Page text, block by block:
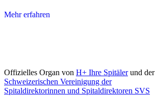
Mehr erfahren
Offizielles Organ von H+ Ihre Spitälerund der
Schweizerischen Vereinigung der
Spitaldirektorinnen und Spitaldirektoren SVS